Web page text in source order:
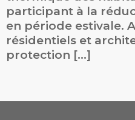
participant à la
en période estivale.
résidentiels et
protection […]